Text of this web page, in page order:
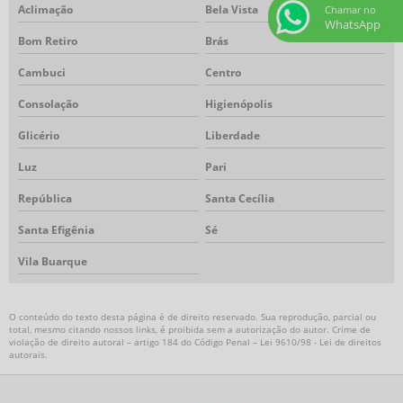
Respirador autônomo
Respirador autônomo preço
Torre de iluminação
Torre de iluminação com gerador
Torre de iluminação com gerador preço
Torre de iluminação móvel
Torre de iluminação para obra
Torre de iluminação portátil
Torre de iluminação preço
Exaustor a prova de explosão
Exaustor EX
Exaustor para área classificada
Ventilador industrial área classificada
Aclimação Bela Vista
Bom Retiro Brás
Cambuci Centro
Consolação Higienópolis
Glicério Liberdade
Luz Pari
República Santa Cecília
Santa Efigênia Sé
Vila Buarque
O conteúdo do texto desta página é de direito reservado. Sua reprodução, parcial ou
total, mesmo citando nossos links, é proibida sem a autorização do autor. Crime de
violação de direito autoral – artigo 184 do Código Penal – Lei 9610/98 - Lei de direitos
autorais.
Chamar no
WhatsApp